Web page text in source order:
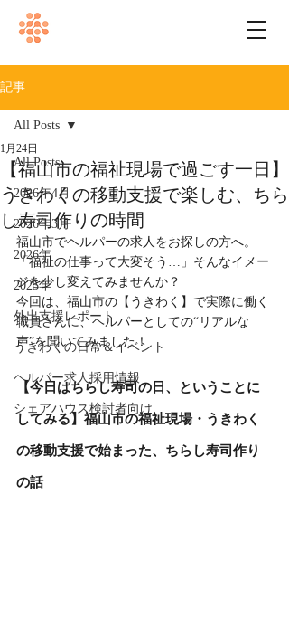
記事
All Posts
2026年4月
2026年3月
2026年
2025年
外出支援レポート
うきわくの日常＆イベント
ヘルパー求人採用情報
シェアハウス検討者向け
All Posts
【福山市の福祉現場で過ごす一日】
うきわくの移動支援で楽しむ、ちら
し寿司作りの時間
1月24日
福山市でヘルパーの求人をお探しの方へ。
「福祉の仕事って大変そう…」そんなイメー
ジを少し変えてみませんか？
今回は、福山市の【うきわく】で実際に働く
職員さんに、ヘルパーとしての“リアルな
声”を聞いてみました！
【今日はちらし寿司の日、ということに
してみる】福山市の福祉現場・うきわく
の移動支援で始まった、ちらし寿司作り
の話